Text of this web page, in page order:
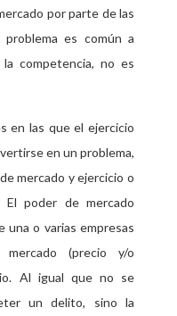
por parte de las
problema es común a
competencia, no es
en las que el ejercicio
en un problema,
mercado y ejercicio o
poder de mercado
una o varias empresas
(precio y/o
Al igual que no se
un delito, sino la